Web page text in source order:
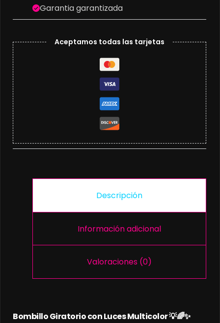
Garantia garantizada
Aceptamos todas las tarjetas
Descripción
Información adicional
Valoraciones (0)
Bombillo Giratorio con Luces Multicolor 💡🌈✨